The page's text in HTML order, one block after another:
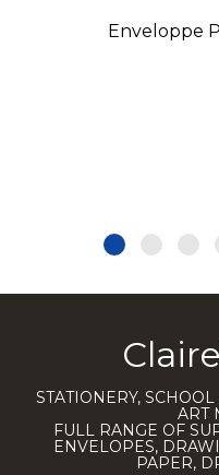
Enveloppe
STATIONERY,
ART
FULL RANGE OF
ENVELOPES,
PAPER,